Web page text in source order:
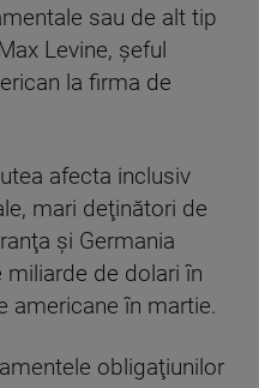
sau de alt tip
Levine, şeful
la firma de
afecta inclusiv
mari deţinători de
şi Germania
de dolari în
americane în martie.
obligaţiunilor